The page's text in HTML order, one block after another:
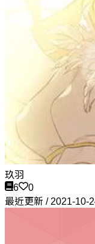
玖羽
6
0
最近更新 / 2021-10-